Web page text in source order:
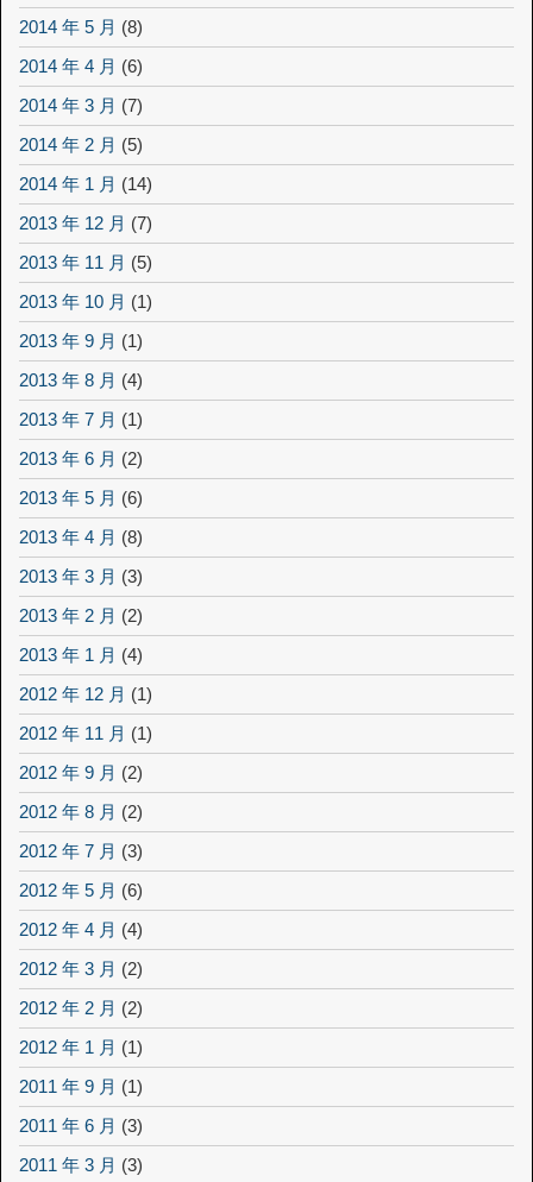
2014 年 5 月 (8)
2014 年 4 月 (6)
2014 年 3 月 (7)
2014 年 2 月 (5)
2014 年 1 月 (14)
2013 年 12 月 (7)
2013 年 11 月 (5)
2013 年 10 月 (1)
2013 年 9 月 (1)
2013 年 8 月 (4)
2013 年 7 月 (1)
2013 年 6 月 (2)
2013 年 5 月 (6)
2013 年 4 月 (8)
2013 年 3 月 (3)
2013 年 2 月 (2)
2013 年 1 月 (4)
2012 年 12 月 (1)
2012 年 11 月 (1)
2012 年 9 月 (2)
2012 年 8 月 (2)
2012 年 7 月 (3)
2012 年 5 月 (6)
2012 年 4 月 (4)
2012 年 3 月 (2)
2012 年 2 月 (2)
2012 年 1 月 (1)
2011 年 9 月 (1)
2011 年 6 月 (3)
2011 年 3 月 (3)